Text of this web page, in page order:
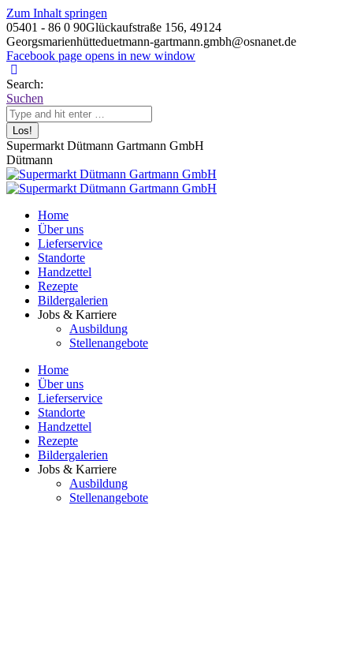
Zum Inhalt springen
05401 - 86 0 90Glückaufstraße 156, 49124
Georgsmarienhütteduetmann-gartmann.gmbh@osnanet.de
Facebook page opens in new window
Search:
Suchen
Supermarkt Dütmann Gartmann GmbH
Dütmann
Home
Über uns
Lieferservice
Standorte
Handzettel
Rezepte
Bildergalerien
Jobs & Karriere
Ausbildung
Stellenangebote
Home
Über uns
Lieferservice
Standorte
Handzettel
Rezepte
Bildergalerien
Jobs & Karriere
Ausbildung
Stellenangebote